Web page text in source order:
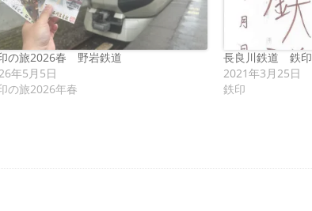
の旅2026春 野岩鉄道
年5月5日
の旅2026年春
長良川鉄道 鉄印
2021年3月25日
鉄印